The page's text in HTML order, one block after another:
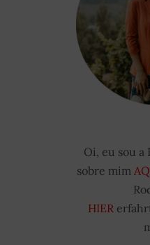
Oi, eu sou a
sobre mim
HIER